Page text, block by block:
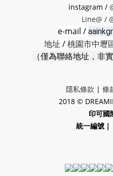
instagram /
Line@ /
e-mail /
地址 /桃園市中壢
（僅為聯絡地址，非
隱私條款 | 條
2018 ©
印可國
統一編號